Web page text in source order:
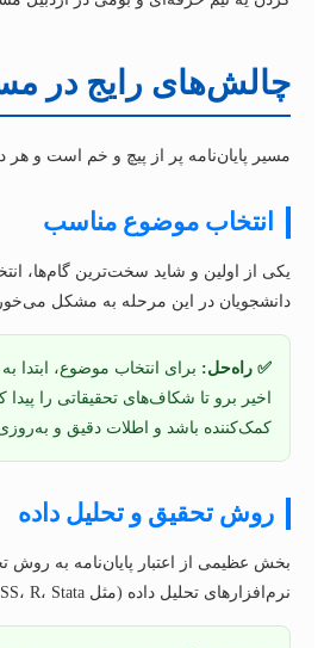
چالش‌های رایج در
مسیر پایان‌نامه پر از پیچ و خم است و
انتخاب موضوع مناسب
یکی از اولین و شاید سخت‌ترین گام‌ها،
دانشجویان در این مرحله به مشکل
✅ راه‌حل: برای انتخاب موضوع،
اخیر برو تا شکاف‌های تحقیقاتی را
کمک‌کننده باشد و اطلات دقیق و به‌روزی
روش تحقیق و تحلیل داده
بخش عظیمی از اعتبار پایان‌نامه به روش
نرم‌افزارهای تحلیل داده (مثل SPSS، R، Stata) یا تفسیر صحیح نتایج به مشکل برمی‌خورند.